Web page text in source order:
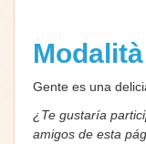
Gente es una
¿Te gustaría
amigos de esta